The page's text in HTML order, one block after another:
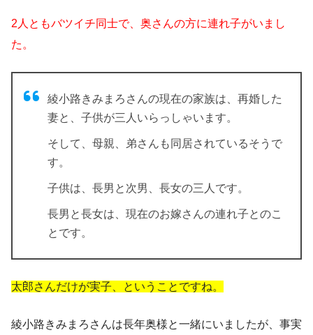
2人ともバツイチ同士で、奥さんの方に連れ子がいまし
た。
綾小路きみまろさんの現在の家族は、 再婚した
妻と、子供が三人いらっしゃいます。
そして、母親、弟さんも同居されているそうで
す。
子供は、長男と次男、長女の三人です。
長男と長女は、現在のお嫁さんの連れ子とのこ
とです。
太郎さんだけが実子、ということですね。
綾小路きみまろさんは長年奥様と一緒にいましたが、事実